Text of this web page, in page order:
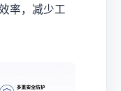
率，减少工